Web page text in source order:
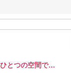
ひとつの空間で…